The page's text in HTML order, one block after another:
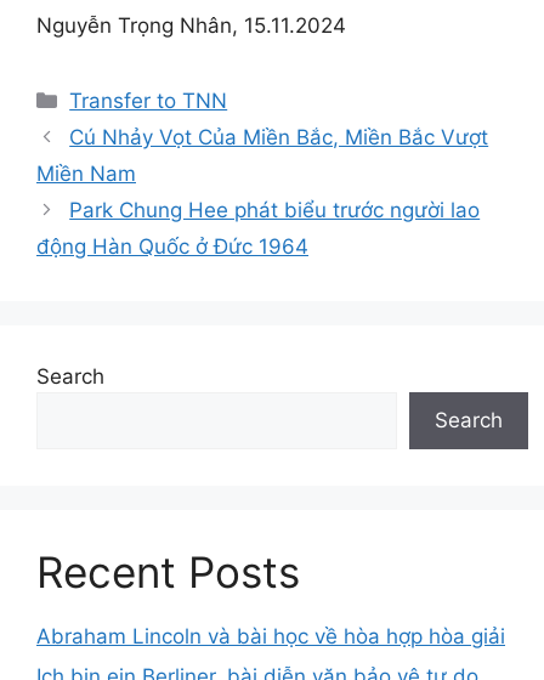
Nguyễn Trọng Nhân, 15.11.2024
Categories
Transfer to TNN
Cú Nhảy Vọt Của Miền Bắc, Miền Bắc Vượt
Miền Nam
Park Chung Hee phát biểu trước người lao
động Hàn Quốc ở Đức 1964
Search
Search
Recent Posts
Abraham Lincoln và bài học về hòa hợp hòa giải